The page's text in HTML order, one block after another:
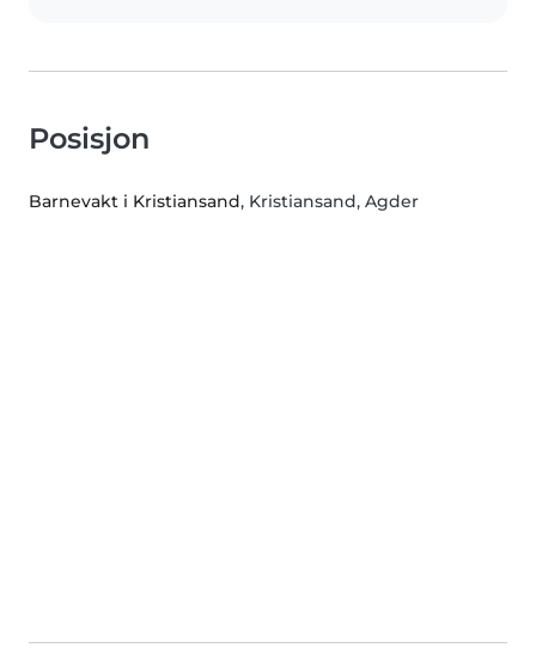
Posisjon
Barnevakt i Kristiansand, Kristiansand, Agder